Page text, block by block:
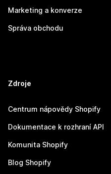
Marketing a konverze
Správa obchodu
Zdroje
Centrum nápovědy Shopify
Dokumentace k rozhraní API
Komunita Shopify
Blog Shopify